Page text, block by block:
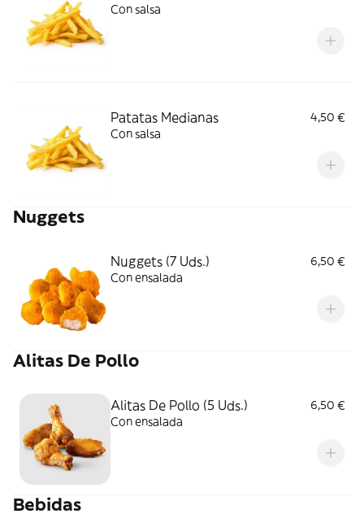
Con salsa
Patatas Medianas
4,50 €
Con salsa
Nuggets
Nuggets (7 Uds.)
6,50 €
Con ensalada
Alitas De Pollo
Alitas De Pollo (5 Uds.)
6,50 €
Con ensalada
Bebidas